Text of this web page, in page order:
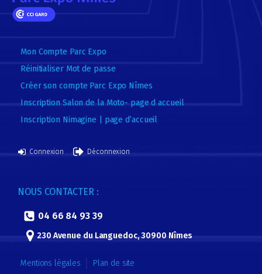
Mon Compte Parc Expo
Réinitialiser Mot de passe
Créer son compte Parc Expo Nîmes
Inscription Salon de la Moto- page d accueil
Inscription Nimagine | page d’accueil
Connexion Déconnexion
NOUS CONTACTER :
04 66 84 93 39
230 Avenue du Languedoc, 30900 Nîmes
Mentions légales Plan de site